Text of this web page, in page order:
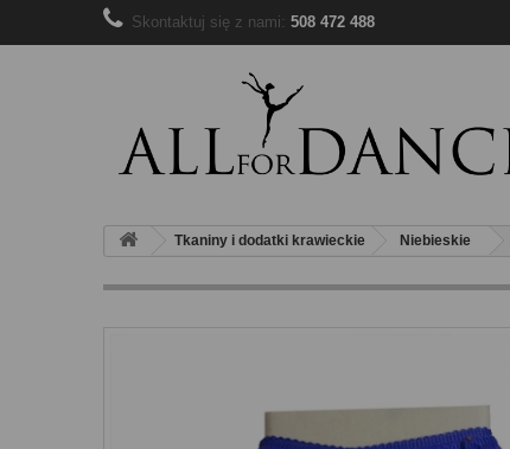
Skontaktuj się z nami: 508 472 488
Tkaniny i dodatki krawieckie Niebieskie